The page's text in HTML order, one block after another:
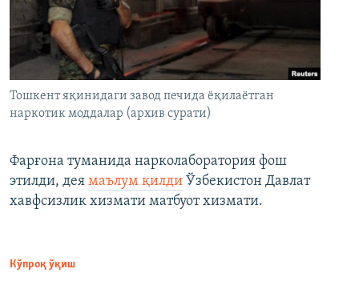
Тошкент яқинидаги завод печида ёқилаётган
наркотик моддалар (архив сурати)
Фарғона туманида нарколаборатория фош
этилди, дея маълум қилди Ўзбекистон Давлат
хавфсизлик хизмати матбуот хизмати.
Кўпроқ ўқиш